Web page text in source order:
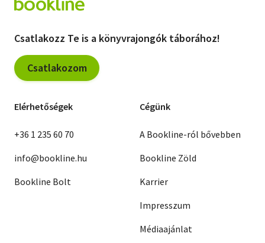
Csatlakozz Te is a könyvrajongók táborához!
Csatlakozom
Elérhetőségek
+36 1 235 60 70
info@bookline.hu
Bookline Bolt
Cégünk
A Bookline-ról bővebben
Bookline Zöld
Karrier
Impresszum
Médiaajánlat